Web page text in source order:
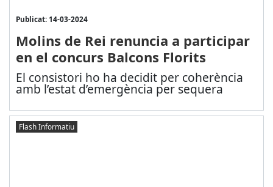
Publicat: 14-03-2024
Molins de Rei renuncia a participar
en el concurs Balcons Florits
El consistori ho ha decidit per coherència
amb l’estat d’emergència per sequera
Flash Informatiu